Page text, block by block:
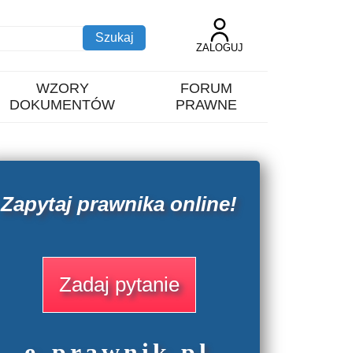
ZALOGUJ
WZORY
DOKUMENTÓW
FORUM
PRAWNE
Zapytaj prawnika online!
Zadaj pytanie